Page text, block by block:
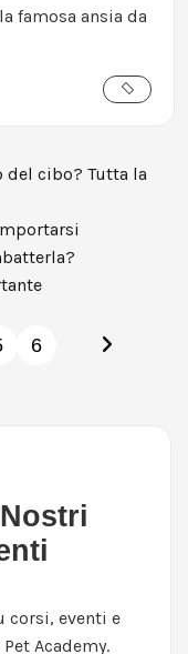
famosa ansia da
del cibo? Tutta la
6
corsi, eventi e
Academy.